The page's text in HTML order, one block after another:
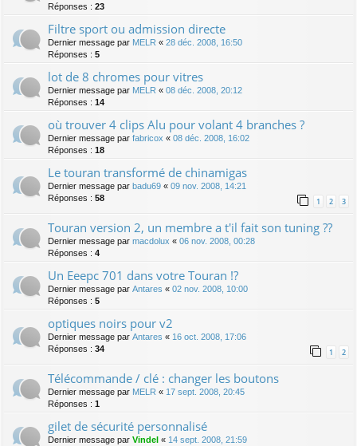
Réponses : 23
Filtre sport ou admission directe
Dernier message par MELR « 28 déc. 2008, 16:50
Réponses : 5
lot de 8 chromes pour vitres
Dernier message par MELR « 08 déc. 2008, 20:12
Réponses : 14
où trouver 4 clips Alu pour volant 4 branches ?
Dernier message par fabricox « 08 déc. 2008, 16:02
Réponses : 18
Le touran transformé de chinamigas
Dernier message par badu69 « 09 nov. 2008, 14:21
Réponses : 58 1 2 3
Touran version 2, un membre a t'il fait son tuning ??
Dernier message par macdolux « 06 nov. 2008, 00:28
Réponses : 4
Un Eeepc 701 dans votre Touran !?
Dernier message par Antares « 02 nov. 2008, 10:00
Réponses : 5
optiques noirs pour v2
Dernier message par Antares « 16 oct. 2008, 17:06
Réponses : 34 1 2
Télécommande / clé : changer les boutons
Dernier message par MELR « 17 sept. 2008, 20:45
Réponses : 1
gilet de sécurité personnalisé
Dernier message par Vindel « 14 sept. 2008, 21:59